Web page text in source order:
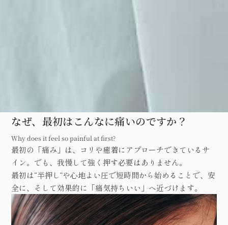
なぜ、最初はこんなに痛いのですか？
Why does it feel so painful at first?
最初の「痛み」は、コリや癒着にアプローチできているサ
イン。でも、我慢して強く押す必要はありません。
最初は“半押し”や心地よい圧で短時間から始めることで、安
全に、そして効果的に「痛気持ちいい」へ近づけます。